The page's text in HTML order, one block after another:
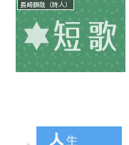
長崎瞬哉（詩人）